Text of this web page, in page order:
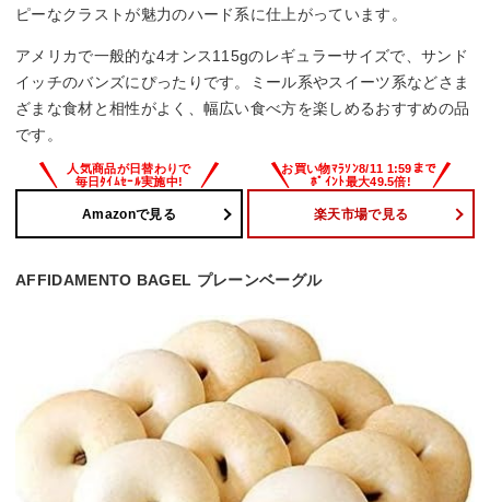
ピーなクラストが魅力のハード系に仕上がっています。
アメリカで一般的な4オンス115gのレギュラーサイズで、サンド
イッチのバンズにぴったりです。ミール系やスイーツ系などさま
ざまな食材と相性がよく、幅広い食べ方を楽しめるおすすめの品
です。
Amazonで見る 楽天市場で見る
AFFIDAMENTO BAGEL プレーンベーグル